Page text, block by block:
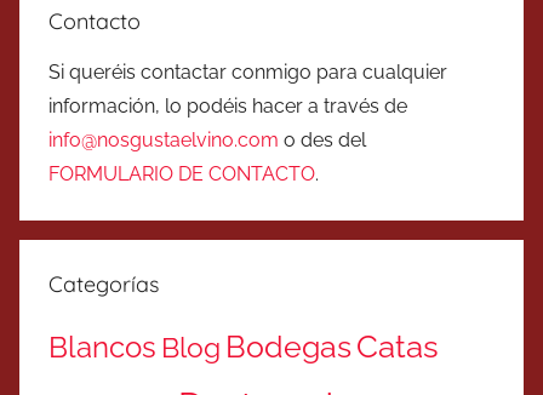
Contacto
Si queréis contactar conmigo para cualquier
información, lo podéis hacer a través de
info@nosgustaelvino.com o des del
FORMULARIO DE CONTACTO.
Categorías
Blancos Blog BodegasCatas